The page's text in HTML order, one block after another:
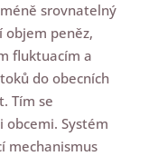
srovnatelný
objem peněz,
fluktuacím a
do obecních
Tím se
obcemi. Systém
mechanismus